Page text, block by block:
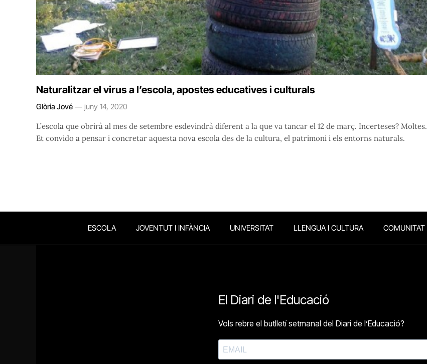
Naturalitzar el virus a l’escola, apostes educatives i culturals
Glòria Jové juny 14, 2020
L’escola que obrirà al mes de setembre esdevindrà diferent a la que va tancar el 12 de març. Incerteses? Moltes.
Et convido a pensar i concretar aquesta nova escola des de la cultura, el patrimoni i els entorns naturals.
ESCOLA JOVENTUT I INFÀNCIA UNIVERSITAT LLENGUA I CULTURA COMUNITAT